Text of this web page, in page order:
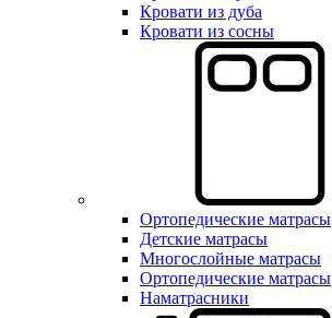
Кровати из дуба
Кровати из сосны
Ортопедические матрасы
Детские матрасы
Многослойные матрасы
Ортопедические матрасы
Наматрасники